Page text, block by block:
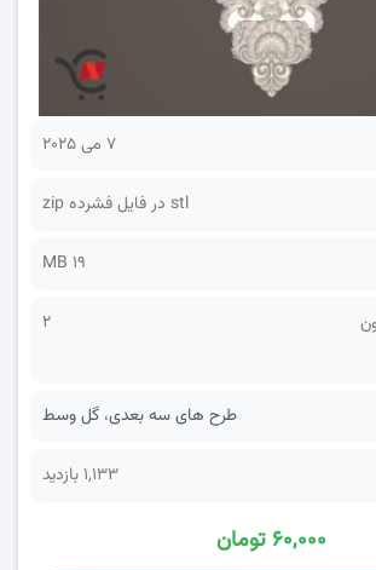
7 می 2025
stl در فایل فشرده zip
19 MB
2
طرح های سه بعدی، گل وسط
1,133 بازدید
۶۰,۰۰۰ تومان